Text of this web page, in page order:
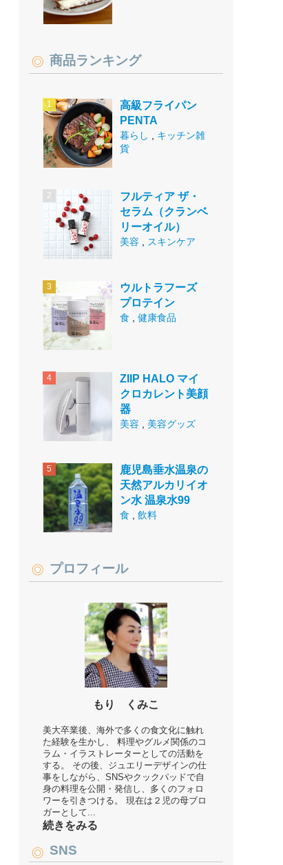
商品ランキング
高級フライパン
PENTA
暮らし
キッチン雑
貨
フルティア ザ・
セラム（クランベ
リーオイル）
美容 スキンケア
ウルトラフーズ
プロテイン
食 健康食品
ZIIP HALO マイ
クロカレント美顔
器
美容 美容グッズ
鹿児島垂水温泉の
天然アルカリイオ
ン水 温泉水99
食 飲料
プロフィール
もり くみこ
美大卒業後、海外で多くの食文化に触れ
た経験を生かし、 料理やグルメ関係のコ
ラム・イラストレーターとしての活動を
する。 その後、ジュエリーデザインの仕
事をしながら、SNSやクックパッドで自
身の料理を公開・発信し、多くのフォロ
ワーを引きつける。 現在は２児の母ブロ
ガーとして...
続きをみる
SNS